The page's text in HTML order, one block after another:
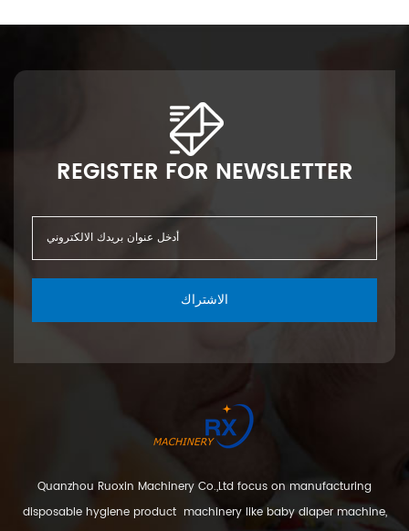
REGISTER FOR NEWSLETTER
الاشتراك
Quanzhou Ruoxin Machinery Co.,Ltd focus on manufacturing
disposable hygiene product machinery like baby diaper machine,